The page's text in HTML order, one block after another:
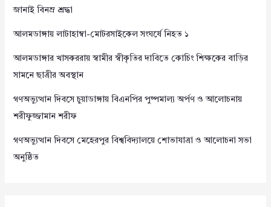
জানাই বিনম্র শ্রদ্ধা
আলমডাঙ্গায় লাটাহাম্বা-মোটরসাইকেল সংঘর্ষে নিহত ১
আলমডাঙ্গার খাসকররায় স্বামীর স্বীকৃতির দাবিতে কোচিং শিক্ষকের বাড়ির
সামনে ছাত্রীর অবস্থান
গণঅভ্যুত্থান দিবসে চুয়াডাঙ্গায় বিএনপির পুষ্পমাল্য অর্পণ ও আলোচনায়
শরীফুজ্জামান শরীফ
গণঅভ্যুত্থান দিবসে মেহেরপুর বিশ্ববিদ্যালয়ে শোভাযাত্রা ও আলোচনা সভা
অনুষ্ঠিত